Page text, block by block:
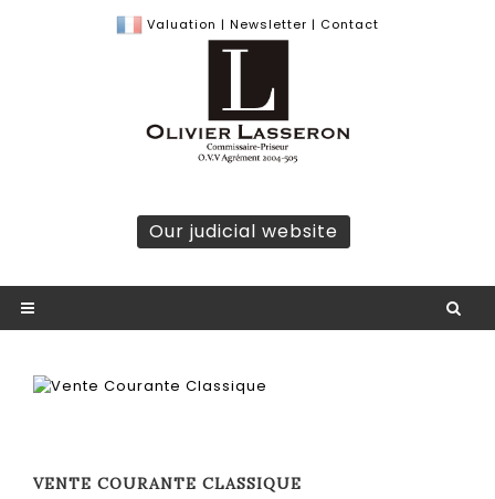
Valuation | Newsletter | Contact
Our judicial website
VENTE COURANTE CLASSIQUE